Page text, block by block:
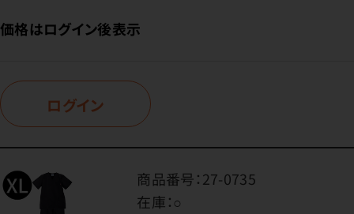
価格はログイン後表示
ログイン
商品番号：27-0735
在庫：○